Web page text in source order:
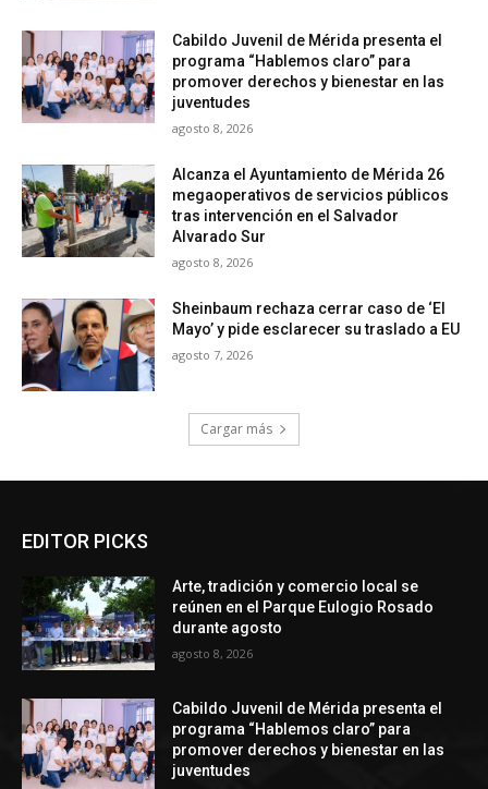
Cabildo Juvenil de Mérida presenta el
programa “Hablemos claro” para
promover derechos y bienestar en las
juventudes
agosto 8, 2026
Alcanza el Ayuntamiento de Mérida 26
megaoperativos de servicios públicos
tras intervención en el Salvador
Alvarado Sur
agosto 8, 2026
Sheinbaum rechaza cerrar caso de ‘El
Mayo’ y pide esclarecer su traslado a EU
agosto 7, 2026
Cargar más
EDITOR PICKS
Arte, tradición y comercio local se
reúnen en el Parque Eulogio Rosado
durante agosto
agosto 8, 2026
Cabildo Juvenil de Mérida presenta el
programa “Hablemos claro” para
promover derechos y bienestar en las
juventudes